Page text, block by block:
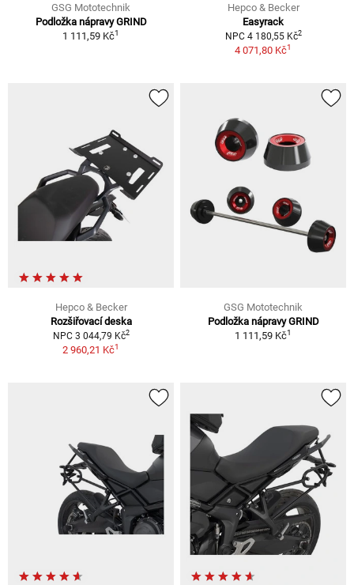
GSG Mototechnik
Podložka nápravy GRIND
1 111,59 Kč1
Hepco & Becker
Easyrack
NPC 4 180,55 Kč2
4 071,80 Kč1
Hepco & Becker
Rozšiřovací deska
NPC 3 044,79 Kč2
2 960,21 Kč1
GSG Mototechnik
Podložka nápravy GRIND
1 111,59 Kč1